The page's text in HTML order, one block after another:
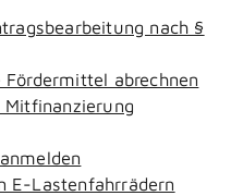
nach §
Fördermittel abrechnen
Mitfinanzierung
E-Lastenfahrrädern